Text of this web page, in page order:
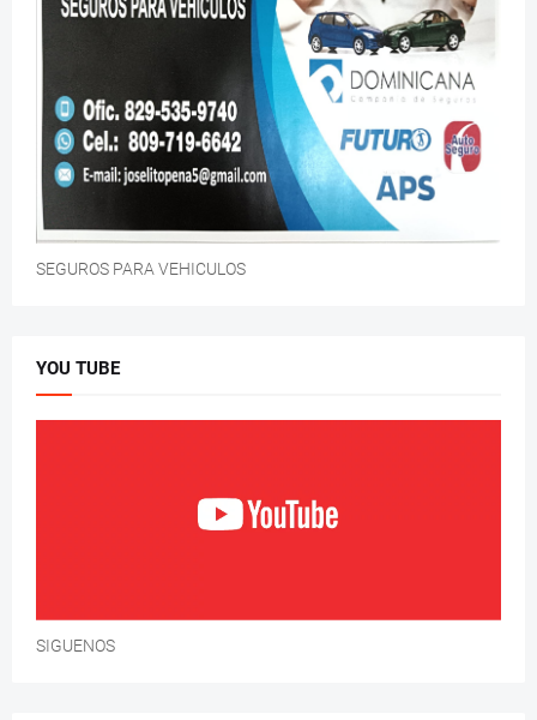
SEGUROS PARA VEHICULOS
YOU TUBE
SIGUENOS